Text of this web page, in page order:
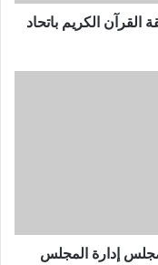
أصل 80 في مسابقة القرآن الكريم باتحاد
مجلس إدارة المجلس